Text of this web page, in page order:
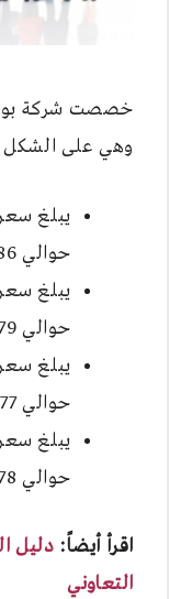
خصصت شركة
وهي على الشكل
يبلغ
حوالي 5186 ريال سعودي.
يبلغ
حوالي 4479 ريال سعودي.
يبلغ
حوالي 2777 ريال سعودي.
يبلغ
حوالي 2878 ريال سعودي.
اقرأ أيضاً: دليل
التعاوني